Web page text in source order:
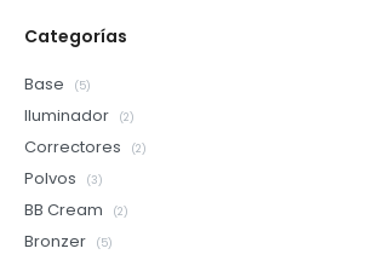
Categorías
Base (5)
Iluminador (2)
Correctores (2)
Polvos (3)
BB Cream (2)
Bronzer (5)